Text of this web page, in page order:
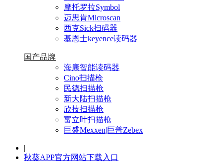
摩托罗拉Symbol
迈思肯Microscan
西克Sick扫码器
基恩士keyence读码器
国产品牌
海康智能读码器
Cino扫描枪
民德扫描枪
新大陆扫描枪
欣技扫描枪
富立叶扫描枪
巨盛Mexxen|巨普Zebex
|
秋葵APP官方网站下载入口